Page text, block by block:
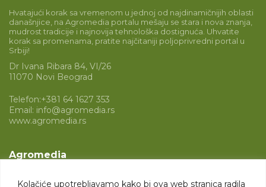
Kolačiće upotrebljavamo kako bi ova web stranica radila
Hvatajući korak sa vremenom u jednoj od najdinamičnijih oblasti
današnjice, na Agromedia portalu mešaju se stara i nova znanja,
mudrost tradicije i najnovija tehnološka dostignuća. Uhvatite
korak sa promenama, pratite najčitaniji poljoprivredni portal u
Srbiji!
Dr Ivana Ribara 84, VI/26
11070 Novi Beograd
Telefon:+381 64 1627 353
Email: info@agromedia.rs
www.agromedia.rs
Agromedia